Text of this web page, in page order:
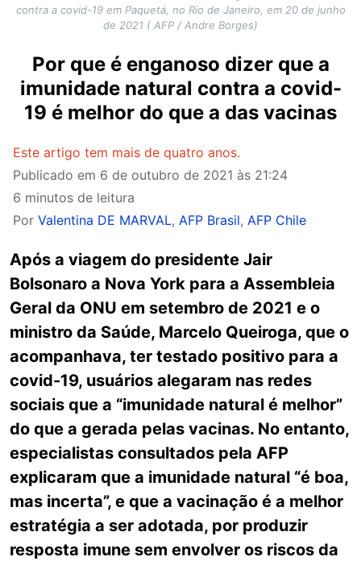
contra a covid-19 em Paquetá, no Rio de Janeiro, em 20 de junho
de 2021 ( AFP / Andre Borges)
Por que é enganoso dizer que a
imunidade natural contra a covid-
19 é melhor do que a das vacinas
Este artigo tem mais de quatro anos.
Publicado em 6 de outubro de 2021 às 21:24
6 minutos de leitura
Por Valentina DE MARVAL, AFP Brasil, AFP Chile
Após a viagem do presidente Jair
Bolsonaro a Nova York para a Assembleia
Geral da ONU em setembro de 2021 e o
ministro da Saúde, Marcelo Queiroga, que o
acompanhava, ter testado positivo para a
covid-19, usuários alegaram nas redes
sociais que a “imunidade natural é melhor”
do que a gerada pelas vacinas. No entanto,
especialistas consultados pela AFP
explicaram que a imunidade natural “é boa,
mas incerta”, e que a vacinação é a melhor
estratégia a ser adotada, por produzir
resposta imune sem envolver os riscos da